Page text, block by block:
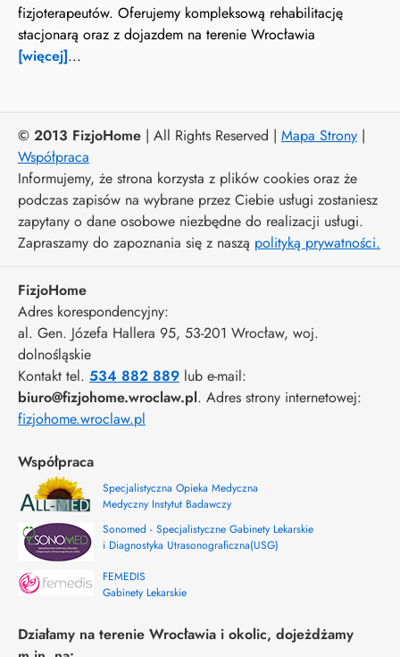
fizjoterapeutów. Oferujemy kompleksową rehabilitację
stacjonarą oraz z dojazdem na terenie Wrocławia
[więcej]...
© 2013 FizjoHome | All Rights Reserved | Mapa Strony |
Współpraca
Informujemy, że strona korzysta z plików cookies oraz że
podczas zapisów na wybrane przez Ciebie usługi zostaniesz
zapytany o dane osobowe niezbędne do realizacji usługi.
Zapraszamy do zapoznania się z naszą polityką prywatności.
FizjoHome
Adres korespondencyjny:
al. Gen. Józefa Hallera 95, 53-201 Wrocław, woj.
dolnośląskie
Kontakt tel. 534 882 889 lub e-mail:
biuro@fizjohome.wroclaw.pl. Adres strony internetowej:
fizjohome.wroclaw.pl
Współpraca
Specjalistyczna Opieka Medyczna
Medyczny Instytut Badawczy
Sonomed - Specjalistyczne Gabinety Lekarskie
i Diagnostyka Utrasonograficzna(USG)
FEMEDIS
Gabinety Lekarskie
Działamy na terenie Wrocławia i okolic, dojeżdżamy